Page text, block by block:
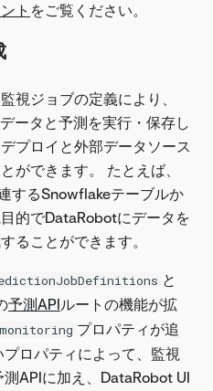
ト をご覧ください。
視ジョブの定義により、
ータと予測を実行・保存し
プロイと外部データソース
ができます。 たとえば、
するSnowflakeテーブルか
的でDataRobotにデータを
ることができます。
と
予測APIルートの機能が拡
プロパティが追
ロパティによって、監視
APIに加え、DataRobot UI